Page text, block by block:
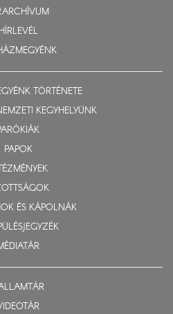
HÍRLEVÉL
TÖRTÉNETE
KEGYHELYÜNK
PAPOK
ÉS KÁPOLNÁK